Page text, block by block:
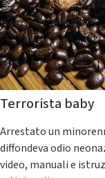
Terrorista baby
Arrestato un
diffondeva odio
video, manuali e